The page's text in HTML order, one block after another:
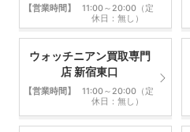
【営業時間】
11:00～20:00（定
休日：無し）
ウォッチニアン買取専門
店 新宿東口
【営業時間】
11:00～20:00（定
休日：無し）